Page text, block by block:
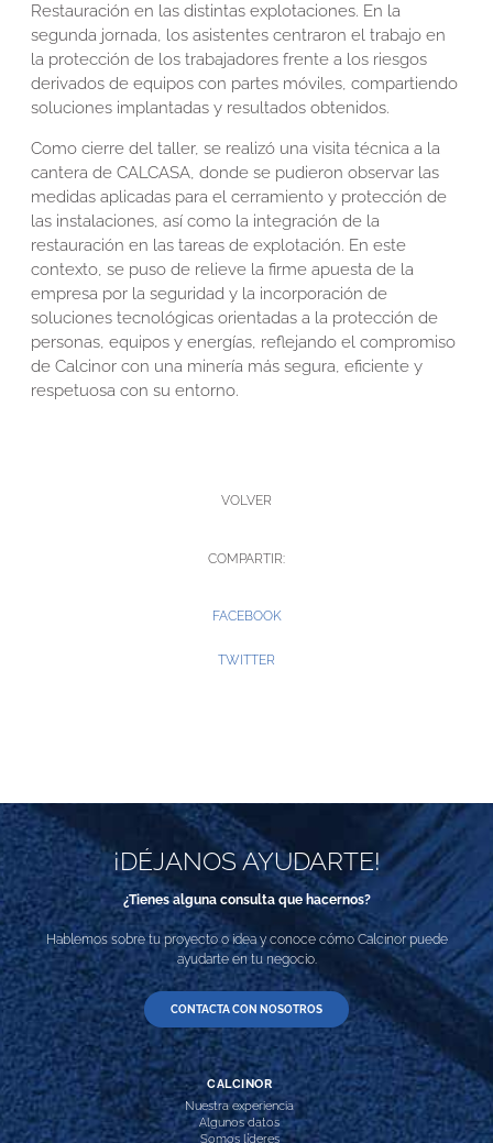
Restauración en las distintas explotaciones. En la
segunda jornada, los asistentes centraron el trabajo en
la protección de los trabajadores frente a los riesgos
derivados de equipos con partes móviles, compartiendo
soluciones implantadas y resultados obtenidos.
Como cierre del taller, se realizó una visita técnica a la
cantera de CALCASA, donde se pudieron observar las
medidas aplicadas para el cerramiento y protección de
las instalaciones, así como la integración de la
restauración en las tareas de explotación. En este
contexto, se puso de relieve la firme apuesta de la
empresa por la seguridad y la incorporación de
soluciones tecnológicas orientadas a la protección de
personas, equipos y energías, reflejando el compromiso
de Calcinor con una minería más segura, eficiente y
respetuosa con su entorno.
VOLVER
COMPARTIR:
FACEBOOK
TWITTER
¡DÉJANOS AYUDARTE!
¿Tienes alguna consulta que hacernos?
Hablemos sobre tu proyecto o idea y conoce cómo Calcinor puede
ayudarte en tu negocio.
CONTACTA CON NOSOTROS
CALCINOR
Nuestra experiencia
Algunos datos
Somos líderes